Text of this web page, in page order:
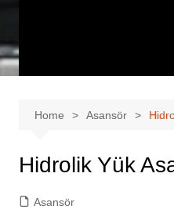
Home Asansör
Hidrolik Yük
Asansör